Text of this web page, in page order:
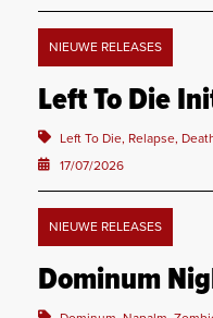
NIEUWE RELEASES
Left To Die
Left To Die, Relapse,
17/07/2026
NIEUWE RELEASES
Dominum